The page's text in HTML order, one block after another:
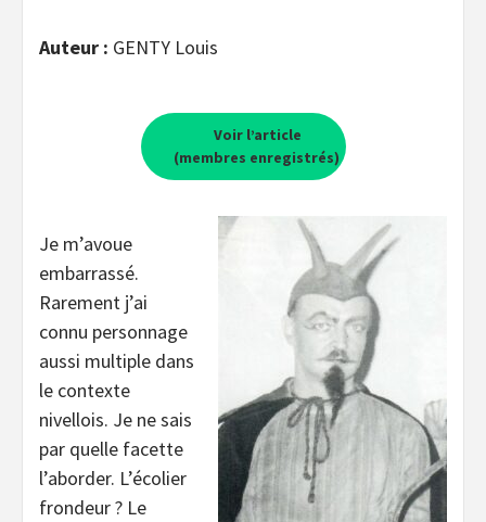
Auteur : GENTY Louis
Voir l’article
(membres enregistrés)
Je m’avoue
embarrassé.
Rarement j’ai
connu personnage
aussi multiple dans
le contexte
nivellois. Je ne sais
par quelle facette
l’aborder. L’écolier
frondeur ? Le